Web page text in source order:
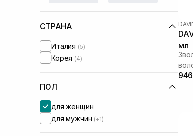
СТРАНА
Италия (5)
Корея (4)
ПОЛ
для женщин
для мужчин (+1)
мл